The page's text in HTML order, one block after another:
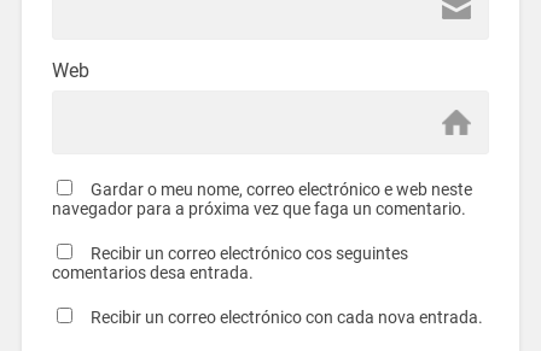
Web
Gardar o meu nome, correo electrónico e web neste
navegador para a próxima vez que faga un comentario.
Recibir un correo electrónico cos seguintes
comentarios desa entrada.
Recibir un correo electrónico con cada nova entrada.